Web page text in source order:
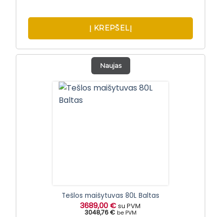
Į KREPŠELĮ
Naujas
Tešlos maišytuvas 80L Baltas
3689,00€ su PVM
3048,76 € be PVM